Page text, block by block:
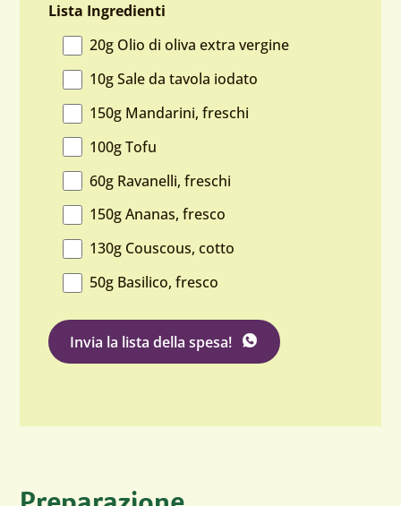
Lista Ingredienti
20g Olio di oliva extra vergine
10g Sale da tavola iodato
150g Mandarini, freschi
100g Tofu
60g Ravanelli, freschi
150g Ananas, fresco
130g Couscous, cotto
50g Basilico, fresco
Invia la lista della spesa
su WhatsApp !